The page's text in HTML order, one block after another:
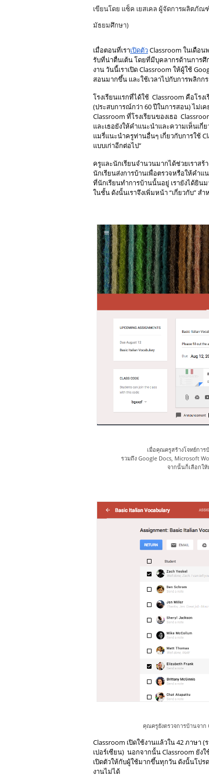
เขียนโดย แซ็ค เยสเคล ผู้จัดการผลิตภั
มัธยมศึกษา)
เมื่อตอนที่เราเปิดตัว Classroom ในเดือ
รับที่น่าตื่นเต้น โดยที่มีบุคลากรด้านการศึ
งาน วันนี้เราเปิด Classroom ให้ผู้ใช้
สอนมากขึ้น และใช้เวลาไปกับการพลิกก
โรงเรียนแรกที่ได้ใช้  Classroom คือโร
(ประสบการณ์กว่า 60 ปีในการสอน) ไม่เ
Classroom ที่โรงเรียนของเธอ
และเธอยังให้คำแนะนำและความเห็นเกี่
แมรี่แนะนำครูท่านอื่นๆ เกี่ยวกับการใช้
แบบเก่าอีกต่อไป”
ครูและนักเรียนจำนวนมากได้ช่วยเราสร้
นักเรียนส่งการบ้านเพื่อตรวจหรือให้คำ
ที่นักเรียนทำการบ้านนั้นอยู่ เรายังได้ยิ
ในชั้น ดังนั้นเราจึงเพิ่มหน้า “เกี่ยวกับ” ส
เมื่อคุณครูสร้างโจทย์กา
รวมถึง Google Docs, Microsoft
จากนั้นก็เลือกใ
คุณครูยังตรวจการบ้านจาก
Classroom เปิดใช้งานแล้วใน 42 ภาษ
เปอร์เซียน)  นอกจากนั้น Classroom ยั
เปิดตัวให้กับผู้ใช้มากขึ้นทุกวัน ดังนั้นโป
งานไม่ได้